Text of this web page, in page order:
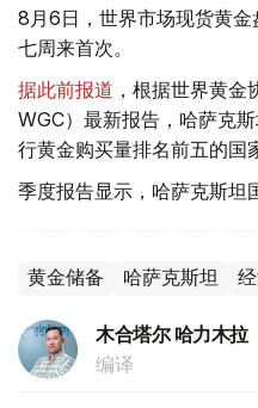
8月6日，世界市场现货黄
七周来首次。
据此前报道 ，根据世界黄
WGC）最新报告，哈萨克
行黄金购买量排名前五的国
季度报告显示，哈萨克斯坦
黄金储备 哈萨克斯坦
木合塔尔 哈力木拉
编译